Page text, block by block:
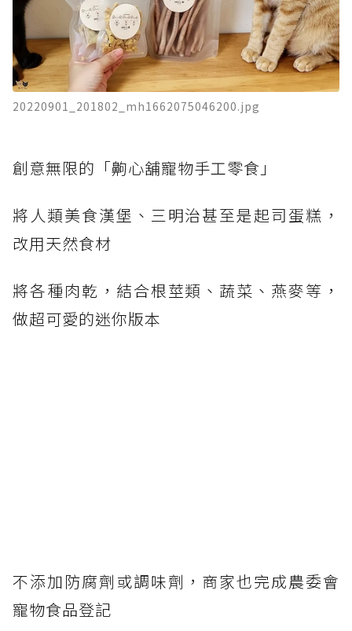
20220901_201802_mh1662075046200.jpg
創意無限的「齁心舖寵物手工零食」
將人類美食漢堡、三明治甚至是起司蛋糕，
改用天然食材
將各種肉乾，結合根莖類、蔬菜、燕麥等，
做超可愛的迷你版本
不添加防腐劑或調味劑，商家也完成農委會
寵物食品登記